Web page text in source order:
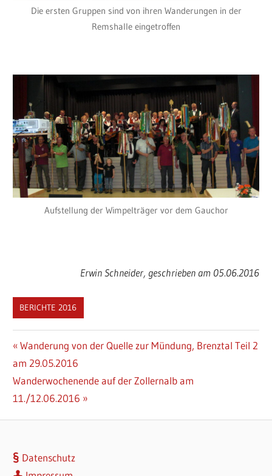
Die ersten Gruppen sind von ihren Wanderungen in der
Remshalle eingetroffen
Aufstellung der Wimpelträger vor dem Gauchor
Erwin Schneider, geschrieben am 05.06.2016
BERICHTE 2016
Beitragsnavigation
Vorheriger
Beitrag:
Wanderung von der Quelle zur Mündung, Brenztal Teil 2
am 29.05.2016
Nächster
Beitrag:
Wanderwochenende auf der Zollernalb am
11./12.06.2016
Datenschutz